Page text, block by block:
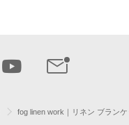
fog linen work｜リネン ブラン